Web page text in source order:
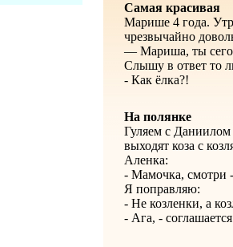
Самая красивая
Марише 4 года.
чрезвычайно
— Мариша, ты
Слышу в ответ то
- Как ёлка?!
На полянке
Гуляем с
выходят коза с
Аленка:
- Мамочка, смотри
Я поправляю:
- Не козленки, а
- Ага, -